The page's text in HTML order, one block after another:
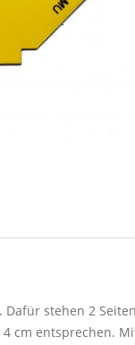
stehen 2
cm entsprechen.